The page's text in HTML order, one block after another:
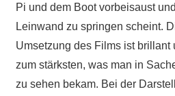
Pi und dem Boot vorbeisaust
Leinwand zu springen scheint.
Umsetzung des Films ist brillant
zum stärksten, was man in
zu sehen bekam. Bei der